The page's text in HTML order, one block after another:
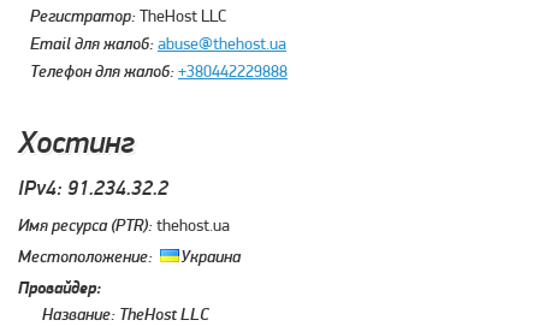
Регистратор:TheHost LLC
Email для жалоб:abuse@thehost.ua
Телефон для жалоб:+380442229888
Хостинг
IPv4: 91.234.32.2
Имя ресурса (PTR):thehost.ua
Местоположение: Украина
Провайдер:
Название: TheHost LLC